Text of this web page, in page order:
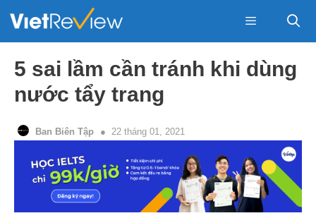
Menu
5 sai lầm cần tránh khi dùng
nước tẩy trang
Ban Biên Tập 22 tháng 01, 2021